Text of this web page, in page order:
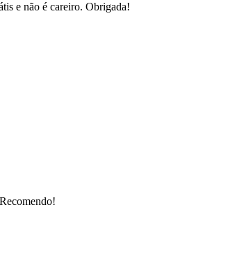
e não é careiro. Obrigada!